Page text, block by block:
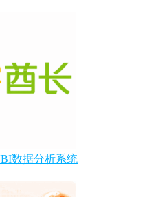
数据分析系统